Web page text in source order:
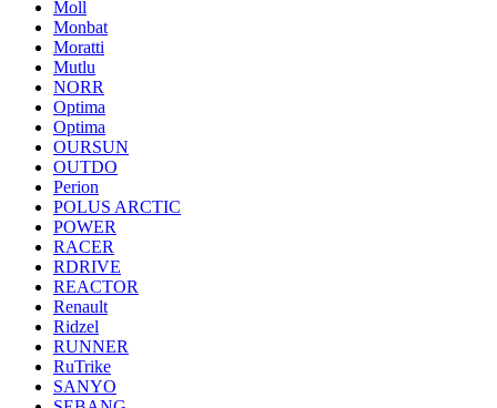
Moll
Monbat
Moratti
Mutlu
NORR
Optima
Optima
OURSUN
OUTDO
Perion
POLUS ARCTIC
POWER
RACER
RDRIVE
REACTOR
Renault
Ridzel
RUNNER
RuTrike
SANYO